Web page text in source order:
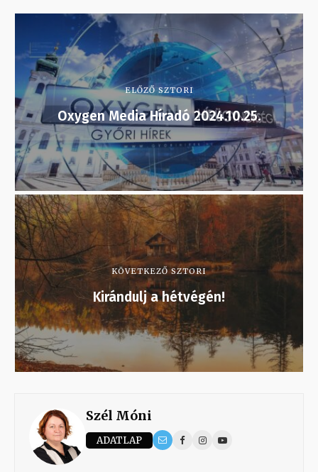
ELŐZŐ SZTORI
Oxygen Media Híradó 2024.10.25.
KÖVETKEZŐ SZTORI
Kirándulj a hétvégén!
Szél Móni
ADATLAP